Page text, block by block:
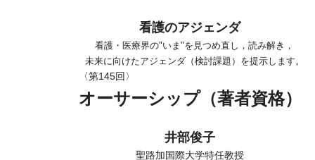
看護のアジェンダ
看護・医療界の"いま"を見つめ直し，読み解き，
未来に向けたアジェンダ（検討課題）を提示します。
〈第145回〉
オーサーシップ（著者資格）
井部俊子
聖路加国際大学特任教授